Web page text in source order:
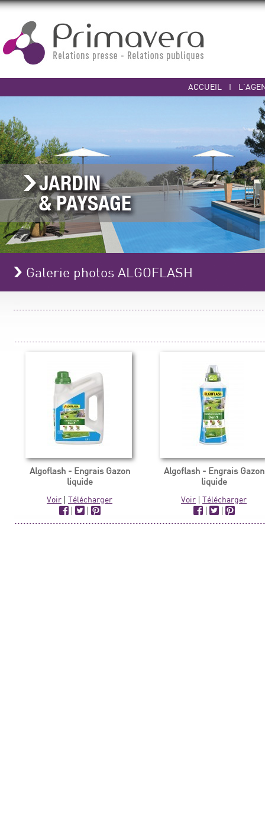
ACCUEIL I
Galerie photos ALGOFLASH
Algoflash - Engrais Gazon
liquide
Voir |Télécharger
|
|
Algoflash - Engrais Gazon
liquide
Voir |Télécharger
|
|